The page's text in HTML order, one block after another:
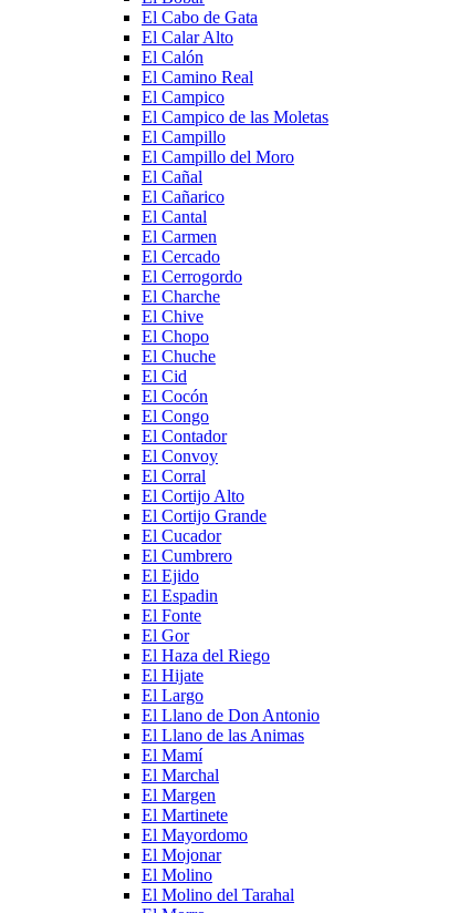
El Cabo de Gata
El Calar Alto
El Calón
El Camino Real
El Campico
El Campico de las Moletas
El Campillo
El Campillo del Moro
El Cañal
El Cañarico
El Cantal
El Carmen
El Cercado
El Cerrogordo
El Charche
El Chive
El Chopo
El Chuche
El Cid
El Cocón
El Congo
El Contador
El Convoy
El Corral
El Cortijo Alto
El Cortijo Grande
El Cucador
El Cumbrero
El Ejido
El Espadin
El Fonte
El Gor
El Haza del Riego
El Hijate
El Largo
El Llano de Don Antonio
El Llano de las Animas
El Mamí
El Marchal
El Margen
El Martinete
El Mayordomo
El Mojonar
El Molino
El Molino del Tarahal